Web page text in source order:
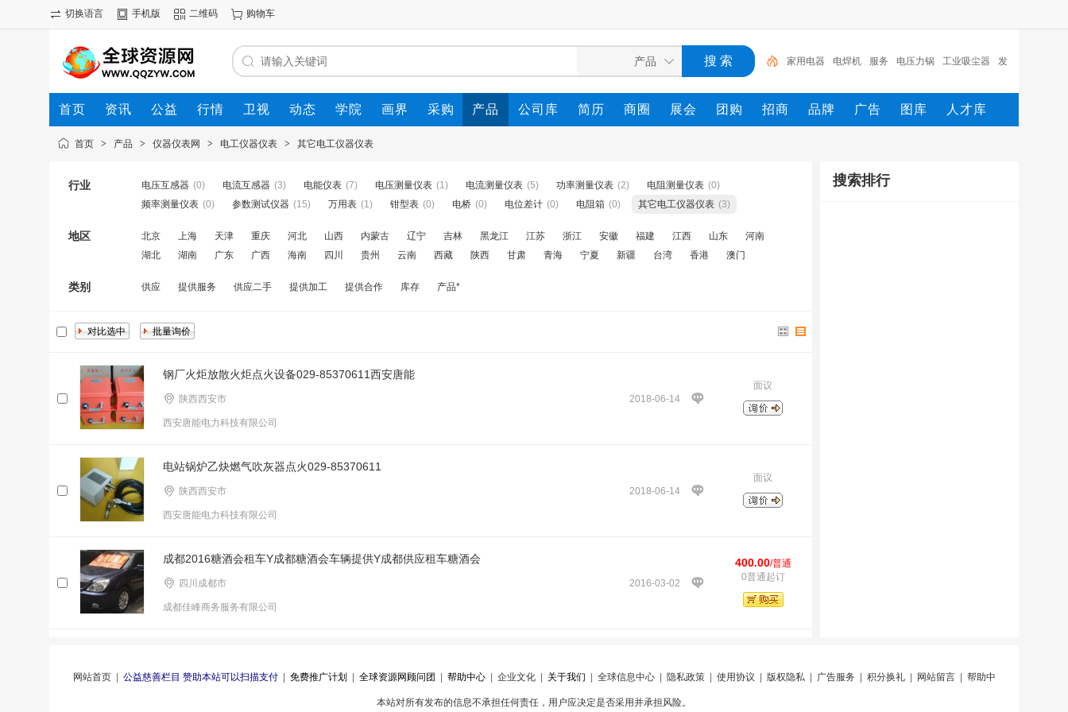
切换语言 手机版 二维码 购物车
家用电器 电焊机 服务 电压力锅 工业吸尘器 发
热电缆 服装 服装打包机 服务/ 工具
首页 资讯 公益 行情 卫视 动态 学院 画界 采购 产品 公司库 简历 商圈 展会 团购 招商 品牌 广告 图库 人才库
首页 > 产品 > 仪器仪表网 > 电工仪器仪表 > 其它电工仪器仪表
行业 电压互感器 (0) 电流互感器 (3) 电能仪表 (7) 电压测量仪表 (1) 电流测量仪表 (5) 功率测量仪表 (2) 电阻测量仪表 (0)
频率测量仪表 (0) 参数测试仪器 (15) 万用表 (1) 钳型表 (0) 电桥 (0) 电位差计 (0) 电阻箱 (0) 其它电工仪器仪表 (3)
地区 北京 上海 天津 重庆 河北 山西 内蒙古 辽宁 吉林 黑龙江 江苏 浙江 安徽 福建 江西 山东
河南
湖北
湖南 广东 广西 海南 四川 贵州 云南 西藏 陕西 甘肃 青海 宁夏 新疆 台湾 香港 澳门
类别 供应 提供服务 供应二手 提供加工 提供合作 库存 产品*
钢厂火炬放散火炬点火设备029-85370611西安唐能
2018-06-14
陕西西安市
西安唐能电力科技有限公司
面议
电站锅炉乙炔燃气吹灰器点火029-85370611
2018-06-14
陕西西安市
西安唐能电力科技有限公司
面议
成都2016糖酒会租车Y成都糖酒会车辆提供Y成都供应租车糖酒会
2016-03-02
四川成都市
成都佳峰商务服务有限公司
400.00/普通
0普通起订
搜索排行
网站首页| 公益慈善栏目 赞助本站可以扫描支付| 免费推广计划 全球资源网顾问团 帮助中心| 企业文化| 关于我们 全球信息中心| 隐私政策| 使用协议 版权隐私| 广告服务 积分换礼| 网站留言| 帮助中
心|违规举报
本站对所有发布的信息不承担任何责任，用户应决定是否采用并承担风险。